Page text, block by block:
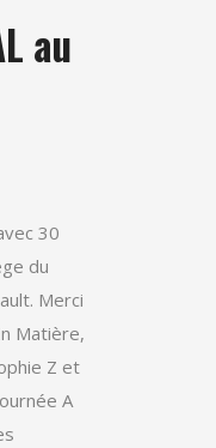
au
30
du
Merci
Matière,
Z et
A